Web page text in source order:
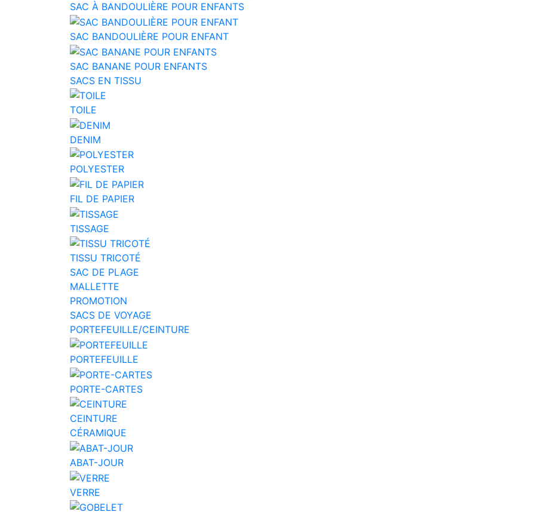
SAC À BANDOULIÈRE POUR ENFANTS
SAC BANDOULIÈRE POUR ENFANT
SAC BANANE POUR ENFANTS
SACS EN TISSU
TOILE
DENIM
POLYESTER
FIL DE PAPIER
TISSAGE
TISSU TRICOTÉ
SAC DE PLAGE
MALLETTE
PROMOTION
SACS DE VOYAGE
PORTEFEUILLE/CEINTURE
PORTEFEUILLE
PORTE-CARTES
CEINTURE
CÉRAMIQUE
ABAT-JOUR
VERRE